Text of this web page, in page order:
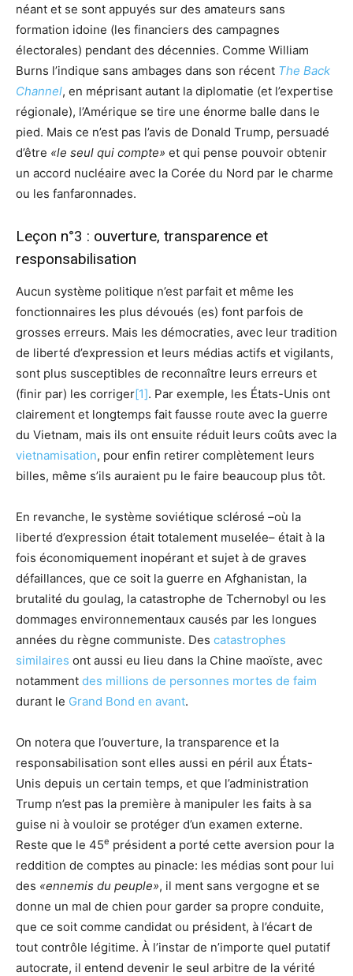
néant et se sont appuyés sur des amateurs sans
formation idoine (les financiers des campagnes
électorales) pendant des décennies. Comme William
Burns l’indique sans ambages dans son récent The Back
Channel, en méprisant autant la diplomatie (et l’expertise
régionale), l’Amérique se tire une énorme balle dans le
pied. Mais ce n’est pas l’avis de Donald Trump, persuadé
d’être «le seul qui compte» et qui pense pouvoir obtenir
un accord nucléaire avec la Corée du Nord par le charme
ou les fanfaronnades.
Leçon n°3 : ouverture, transparence et
responsabilisation
Aucun système politique n’est parfait et même les
fonctionnaires les plus dévoués (es) font parfois de
grosses erreurs. Mais les démocraties, avec leur tradition
de liberté d’expression et leurs médias actifs et vigilants,
sont plus susceptibles de reconnaître leurs erreurs et
(finir par) les corriger[1]. Par exemple, les États-Unis ont
clairement et longtemps fait fausse route avec la guerre
du Vietnam, mais ils ont ensuite réduit leurs coûts avec la
vietnamisation, pour enfin retirer complètement leurs
billes, même s’ils auraient pu le faire beaucoup plus tôt.
En revanche, le système soviétique sclérosé –où la
liberté d’expression était totalement muselée– était à la
fois économiquement inopérant et sujet à de graves
défaillances, que ce soit la guerre en Afghanistan, la
brutalité du goulag, la catastrophe de Tchernobyl ou les
dommages environnementaux causés par les longues
années du règne communiste. Des catastrophes
similaires ont aussi eu lieu dans la Chine maoïste, avec
notamment des millions de personnes mortes de faim
durant le Grand Bond en avant.
On notera que l’ouverture, la transparence et la
responsabilisation sont elles aussi en péril aux États-
Unis depuis un certain temps, et que l’administration
Trump n’est pas la première à manipuler les faits à sa
guise ni à vouloir se protéger d’un examen externe.
Reste que le 45e président a porté cette aversion pour la
reddition de comptes au pinacle: les médias sont pour lui
des «ennemis du peuple», il ment sans vergogne et se
donne un mal de chien pour garder sa propre conduite,
que ce soit comme candidat ou président, à l’écart de
tout contrôle légitime. À l’instar de n’importe quel putatif
autocrate, il entend devenir le seul arbitre de la vérité